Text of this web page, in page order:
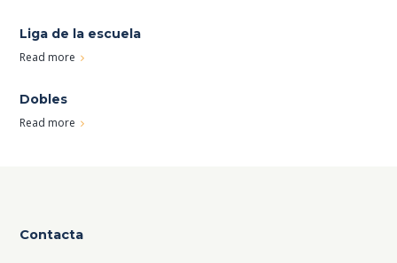
Liga de la escuela
Read more
Dobles
Read more
Contacta